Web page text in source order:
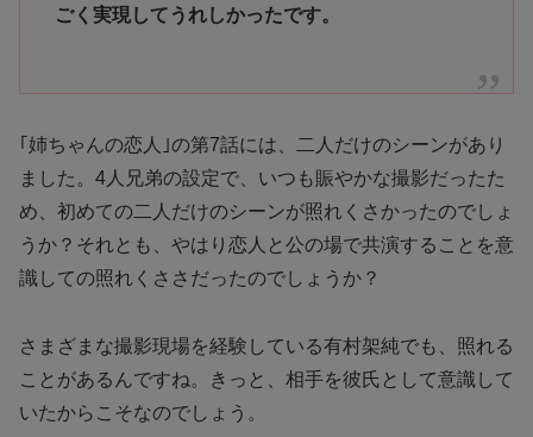
ごく実現してうれしかったです。
｢姉ちゃんの恋人｣の第7話には、二人だけのシーンがあり
ました。4人兄弟の設定で、いつも賑やかな撮影だったた
め、初めての二人だけのシーンが照れくさかったのでしょ
うか？それとも、やはり恋人と公の場で共演することを意
識しての照れくささだったのでしょうか？
さまざまな撮影現場を経験している有村架純でも、照れる
ことがあるんですね。きっと、相手を彼氏として意識して
いたからこそなのでしょう。